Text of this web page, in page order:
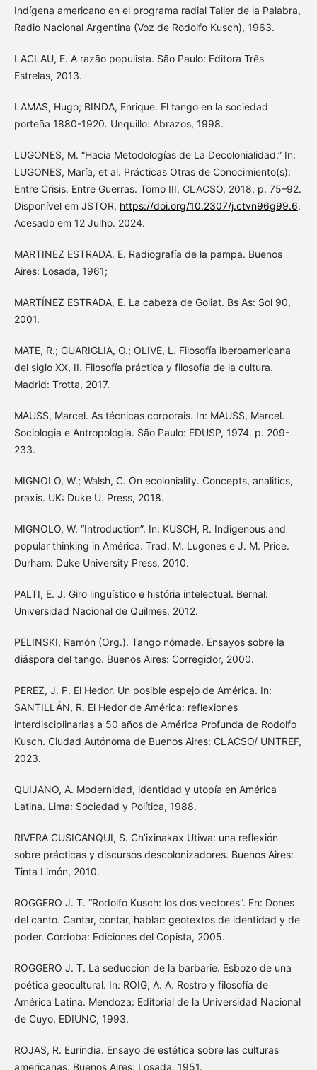
Indígena americano en el programa radial Taller de la Palabra,
Radio Nacional Argentina (Voz de Rodolfo Kusch), 1963.
LACLAU, E. A razão populista. São Paulo: Editora Três
Estrelas, 2013.
LAMAS, Hugo; BINDA, Enrique. El tango en la sociedad
porteña 1880-1920. Unquillo: Abrazos, 1998.
LUGONES, M. “Hacia Metodologías de La Decolonialidad.” In:
LUGONES, María, et al. Prácticas Otras de Conocimiento(s):
Entre Crisis, Entre Guerras. Tomo III, CLACSO, 2018, p. 75–92.
Disponível em JSTOR, https://doi.org/10.2307/j.ctvn96g99.6.
Acesado em 12 Julho. 2024.
MARTINEZ ESTRADA, E. Radiografía de la pampa. Buenos
Aires: Losada, 1961;
MARTÍNEZ ESTRADA, E. La cabeza de Goliat. Bs As: Sol 90,
2001.
MATE, R.; GUARIGLIA, O.; OLIVE, L. Filosofía iberoamericana
del siglo XX, II. Filosofía práctica y filosofía de la cultura.
Madrid: Trotta, 2017.
MAUSS, Marcel. As técnicas corporais. In: MAUSS, Marcel.
Sociologia e Antropologia. São Paulo: EDUSP, 1974. p. 209-
233.
MIGNOLO, W.; Walsh, C. On ecoloniality. Concepts, analitics,
praxis. UK: Duke U. Press, 2018.
MIGNOLO, W. “Introduction”. In: KUSCH, R. Indigenous and
popular thinking in América. Trad. M. Lugones e J. M. Price.
Durham: Duke University Press, 2010.
PALTI, E. J. Giro linguístico e história intelectual. Bernal:
Universidad Nacional de Quilmes, 2012.
PELINSKI, Ramón (Org.). Tango nómade. Ensayos sobre la
diáspora del tango. Buenos Aires: Corregidor, 2000.
PEREZ, J. P. El Hedor. Un posible espejo de América. In:
SANTILLÁN, R. El Hedor de América: reflexiones
interdisciplinarias a 50 años de América Profunda de Rodolfo
Kusch. Ciudad Autónoma de Buenos Aires: CLACSO/ UNTREF,
2023.
QUIJANO, A. Modernidad, identidad y utopía en América
Latina. Lima: Sociedad y Política, 1988.
RIVERA CUSICANQUI, S. Ch’ixinakax Utiwa: una reflexión
sobre prácticas y discursos descolonizadores. Buenos Aires:
Tinta Limón, 2010.
ROGGERO J. T. “Rodolfo Kusch: los dos vectores”. En: Dones
del canto. Cantar, contar, hablar: geotextos de identidad y de
poder. Córdoba: Ediciones del Copista, 2005.
ROGGERO J. T. La seducción de la barbarie. Esbozo de una
poética geocultural. In: ROIG, A. A. Rostro y filosofía de
América Latina. Mendoza: Editorial de la Universidad Nacional
de Cuyo, EDIUNC, 1993.
ROJAS, R. Eurindia. Ensayo de estética sobre las culturas
americanas. Buenos Aires: Losada, 1951.